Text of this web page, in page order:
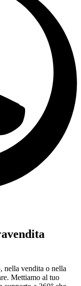
nella vendita o nella
Mettiamo al tuo